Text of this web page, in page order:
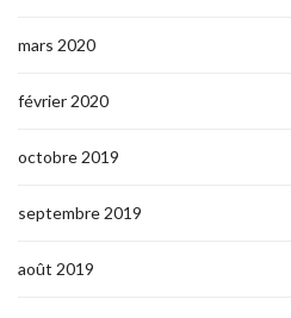
mars 2020
février 2020
octobre 2019
septembre 2019
août 2019